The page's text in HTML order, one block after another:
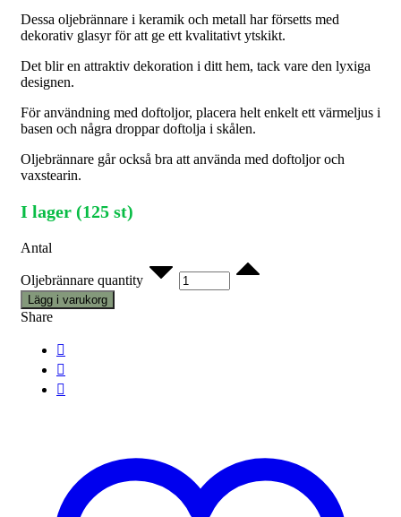
Dessa oljebrännare i keramik och metall har försetts med
dekorativ glasyr för att ge ett kvalitativt ytskikt.
Det blir en attraktiv dekoration i ditt hem, tack vare den lyxiga
designen.
För användning med doftoljor, placera helt enkelt ett värmeljus i
basen och några droppar doftolja i skålen.
Oljebrännare går också bra att använda med doftoljor och
vaxstearin.
I lager (125 st)
Antal
Oljebrännare quantity
Lägg i varukorg
Share